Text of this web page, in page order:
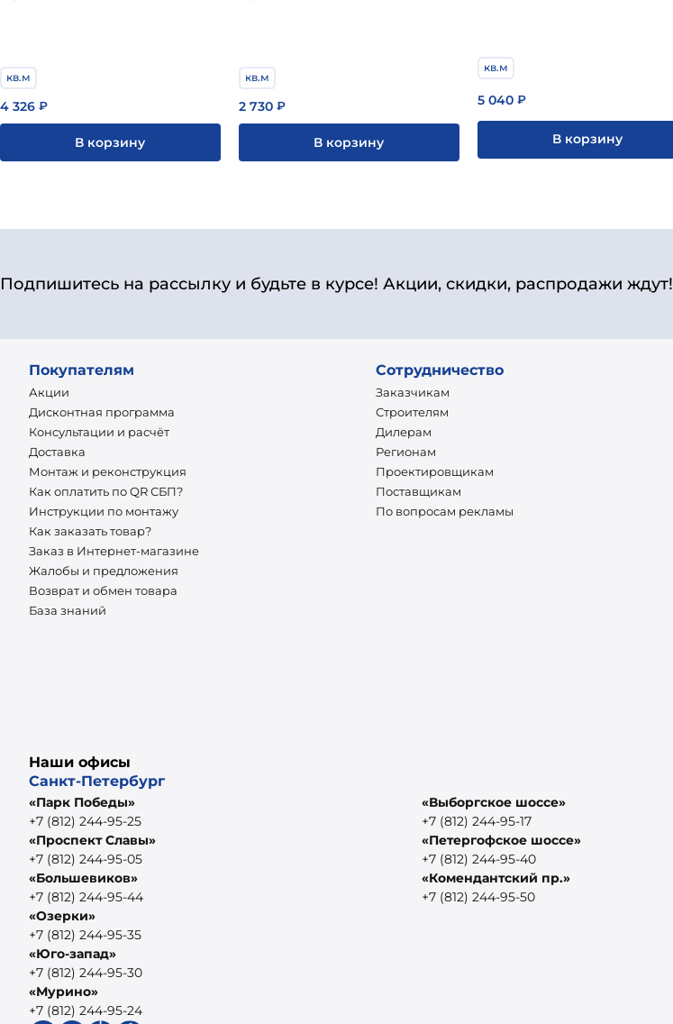
кв.м
4 326 ₽
В корзину
кв.м
2 730₽
В корзину
кв.м
5 040₽
В корзину
Подпишитесь на рассылку и будьте в курсе! Акции, скидки, распродажи ждут!
Покупателям
Акции
Дисконтная программа
Консультации и расчёт
Доставка
Монтаж и реконструкция
Как оплатить по QR СБП?
Инструкции по монтажу
Как заказать товар?
Заказ в Интернет-магазине
Жалобы и предложения
Возврат и обмен товара
База знаний
Сотрудничество
Заказчикам
Строителям
Дилерам
Регионам
Проектировщикам
Поставщикам
По вопросам рекламы
Наши офисы
Санкт-Петербург
«Парк Победы»
+7 (812) 244-95-25
«Проспект Славы»
+7 (812) 244-95-05
«Большевиков»
+7 (812) 244-95-44
«Озерки»
+7 (812) 244-95-35
«Юго-запад»
+7 (812) 244-95-30
«Мурино»
+7 (812) 244-95-24
«Выборгское шоссе»
+7 (812) 244-95-17
«Петергофское шоссе»
+7 (812) 244-95-40
«Комендантский пр.»
+7 (812) 244-95-50